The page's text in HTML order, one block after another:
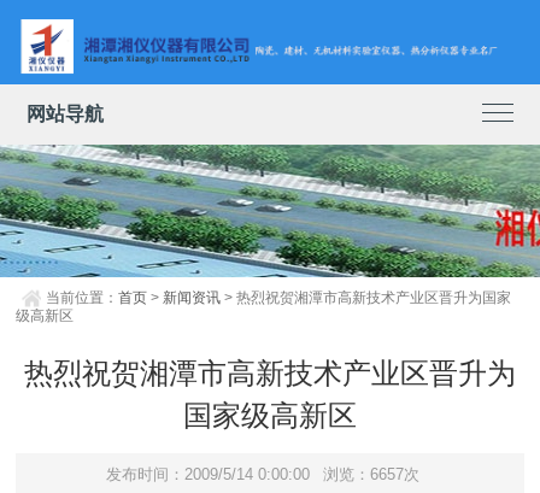
网站导航
当前位置：首页 > 新闻资讯 > 热烈祝贺湘潭市高新技术产业区晋升为国家
级高新区
热烈祝贺湘潭市高新技术产业区晋升为
国家级高新区
发布时间：2009/5/14 0:00:00 浏览：6657次